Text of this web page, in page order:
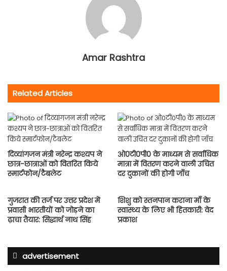
Amar Rashtra
Related Articles
दिव्यांगजन मंत्री नरेन्द्र कश्यप ने
छात्र-छात्राओं को वितरित किये
स्मार्टफोन/टैबलेट
ओ0टी0पी0 के माध्यम से सर्वाधिक
मात्रा में वितरण करने वाली उचित
दर दुकानों की होगी जाँच
गुजरात की तर्ज पर उत्तर प्रदेश में
प्रवासी भारतीयों को जोड़ने का
ढ़ाचा तैयार: सिद्धार्थ नाथ सिंह
शिशु को स्तनपान कराना माँ के
स्वास्थ्य के लिए भी हितकारी: वेद
प्रकाश
advertisement